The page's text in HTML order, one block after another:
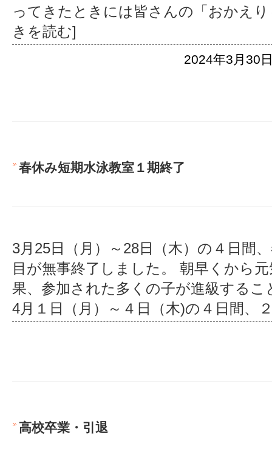
ってきたときには皆さんの「おかえ
きを読む]
2024年3月30
春休み短期水泳教室１期終了
3月25日（月）～28日（木）の４日間
目が無事終了しました。 朝早くから
果、参加された多くの子が進級する
4月１日（月）～４日（木)の４日間、
高校卒業・引退